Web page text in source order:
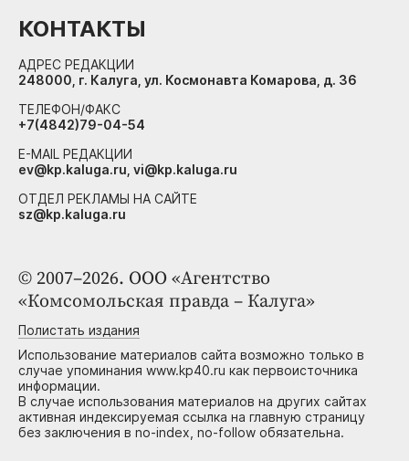
© 2007–2026. ООО «Агентство
«Комсомольская правда – Калуга»
Полистать издания
Использование материалов сайта возможно только в
случае упоминания www.kp40.ru как первоисточника
информации.
В случае использования материалов на других сайтах
активная индексируемая ссылка на главную страницу
без заключения в no-index, no-follow обязательна.
КОНТАКТЫ
АДРЕС РЕДАКЦИИ
248000, г. Калуга, ул. Космонавта Комарова, д. 36
ТЕЛЕФОН/ФАКС
+7(4842)79-04-54
E-MAIL РЕДАКЦИИ
ev@kp.kaluga.ru, vi@kp.kaluga.ru
ОТДЕЛ РЕКЛАМЫ НА САЙТЕ
sz@kp.kaluga.ru